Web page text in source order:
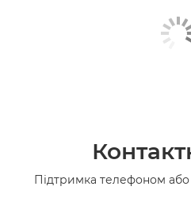
Підтримка телефоном